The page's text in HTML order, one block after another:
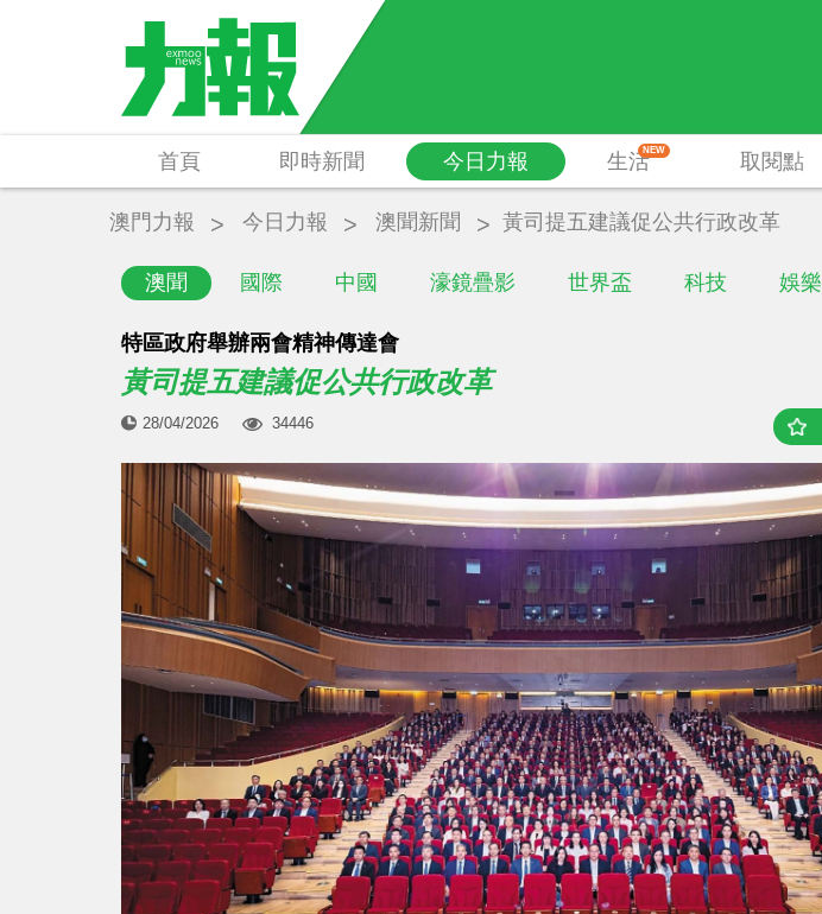
首頁 即時新聞 今日力報
澳聞 國際 中國 濠鏡疊影 世界盃 科技 娛樂
生活NEW 取閱點
澳門力報 今日力報 澳聞新聞 黃司提五建議促公共行政改革
特區政府舉辦兩會精神傳達會
黃司提五建議促公共行政改革
28/04/2026 34446